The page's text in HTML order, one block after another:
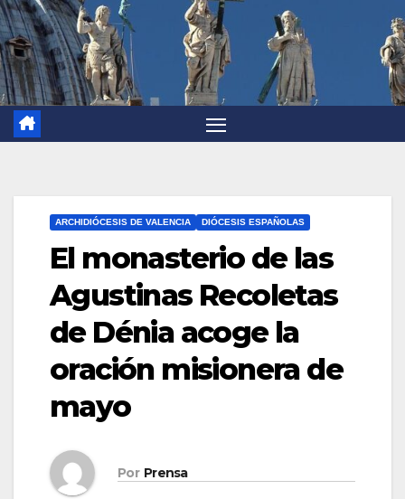
ARCHIDIÓCESIS DE VALENCIA DIÓCESIS ESPAÑOLAS
El monasterio de las
Agustinas Recoletas
de Dénia acoge la
oración misionera de
mayo
Por Prensa